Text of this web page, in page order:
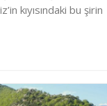
kıyısındaki bu şirin